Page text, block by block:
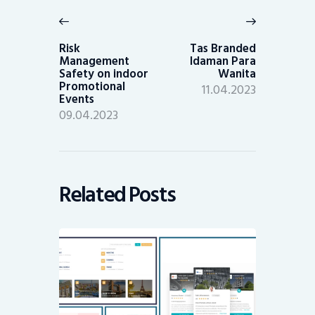
navigation
post:
Risk
Management
Safety on indoor
Promotional
Events
09.04.2023
Tas Branded
Idaman Para
Wanita
11.04.2023
Related Posts